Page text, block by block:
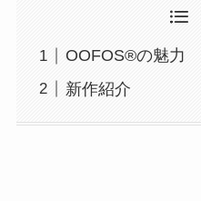
OOFOS®の魅力
新作紹介